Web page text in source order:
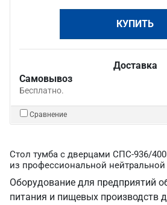
КУПИТЬ
Доставка
Самовывоз
Бесплатно.
Сравнение
Стол тумба с дверцами СПС-936/
из профессиональной
Оборудование для предприятий
питания и пищевых производств